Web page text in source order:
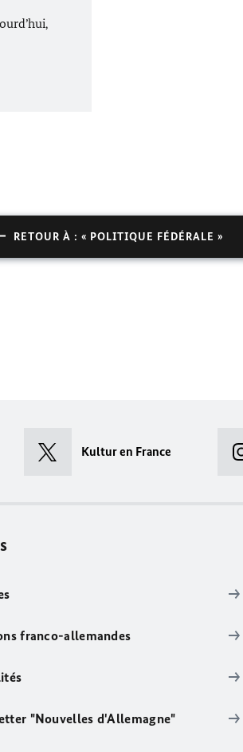
RETOUR À : « POLITIQUE FÉDÉRALE »
Kultur en France
franco-allemandes
"Nouvelles d'Allemagne"